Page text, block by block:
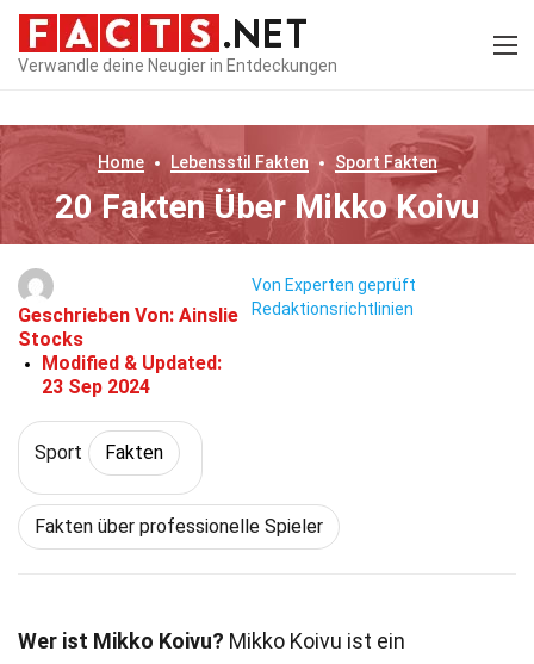
Verwandle deine Neugier in Entdeckungen
Home Lebensstil Fakten Sport Fakten
20 Fakten Über Mikko Koivu
Geschrieben Von: Ainslie
Stocks
Modified & Updated:
23 Sep 2024
Von Experten geprüft
Redaktionsrichtlinien
Sport Fakten
Fakten über professionelle Spieler
Wer ist Mikko Koivu? Mikko Koivu ist ein